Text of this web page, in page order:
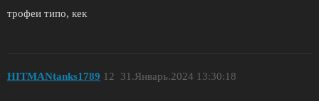
трофеи типо, кек
HITMANtanks1789 31.Январь.2024 13:30:18
12